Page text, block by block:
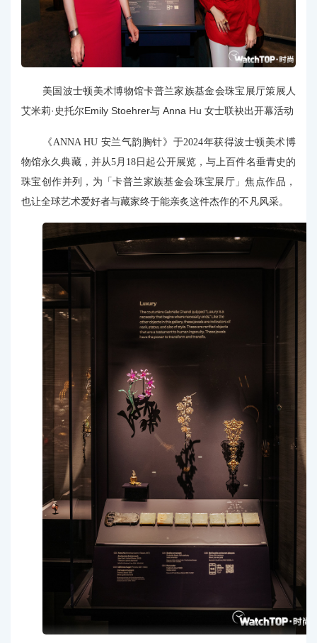
美国波士顿美术博物馆卡普兰家族基金会珠宝展厅策展人
艾米莉·史托尔Emily Stoehrer与 Anna Hu 女士联袂出开幕活动
《ANNA HU 安兰气韵胸针》于2024年获得波士顿美术博
物馆永久典藏，并从5月18日起公开展览，与上百件名垂青史的
珠宝创作并列，为「卡普兰家族基金会珠宝展厅」焦点作品，
也让全球艺术爱好者与藏家终于能亲炙这件杰作的不凡风采。